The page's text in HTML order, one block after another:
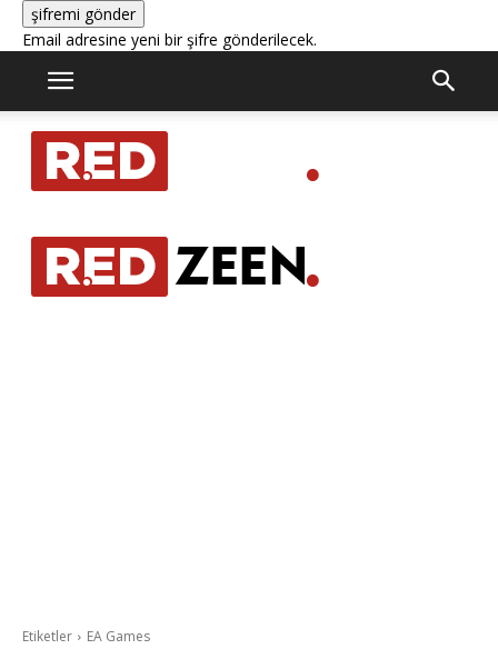
Email adresine yeni bir şifre gönderilecek.
Etiketler EA Games